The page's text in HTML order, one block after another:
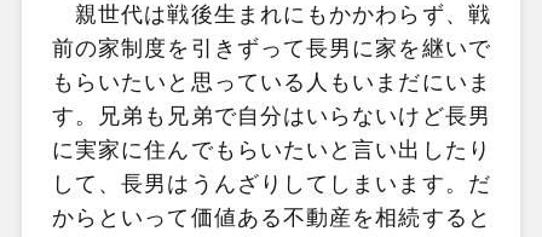
親世代は戦後生まれにもかかわらず、戦
前の家制度を引きずって長男に家を継いで
もらいたいと思っている人もいまだにいま
す。兄弟も兄弟で自分はいらないけど長男
に実家に住んでもらいたいと言い出したり
して、長男はうんざりしてしまいます。だ
からといって価値ある不動産を相続すると